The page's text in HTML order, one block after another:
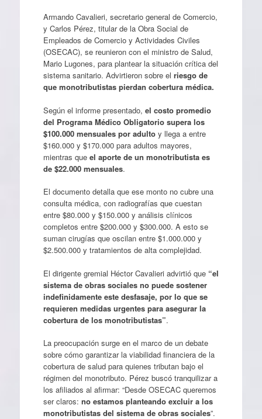
Armando Cavalieri, secretario general de Comercio,
y Carlos Pérez, titular de la Obra Social de
Empleados de Comercio y Actividades Civiles
(OSECAC), se reunieron con el ministro de Salud,
Mario Lugones, para plantear la situación crítica del
sistema sanitario. Advirtieron sobre el riesgo de
que monotributistas pierdan cobertura médica.
Según el informe presentado, el costo promedio
del Programa Médico Obligatorio supera los
$100.000 mensuales por adultoy llega a entre
$160.000 y $170.000 para adultos mayores,
mientras que el aporte de un monotributista es
de $22.000 mensuales.
El documento detalla que ese monto no cubre una
consulta médica, con radiografías que cuestan
entre $80.000 y $150.000 y análisis clínicos
completos entre $200.000 y $300.000. A esto se
suman cirugías que oscilan entre $1.000.000 y
$2.500.000 y tratamientos de alta complejidad.
El dirigente gremial Héctor Cavalieri advirtió que “el
sistema de obras sociales no puede sostener
indefinidamente este desfasaje, por lo que se
requieren medidas urgentes para asegurar la
cobertura de los monotributistas”.
La preocupación surge en el marco de un debate
sobre cómo garantizar la viabilidad financiera de la
cobertura de salud para quienes tributan bajo el
régimen del monotributo. Pérez buscó tranquilizar a
los afiliados al afirmar: “Desde OSECAC queremos
ser claros: no estamos planteando excluir a los
monotributistas del sistema de obras sociales”.